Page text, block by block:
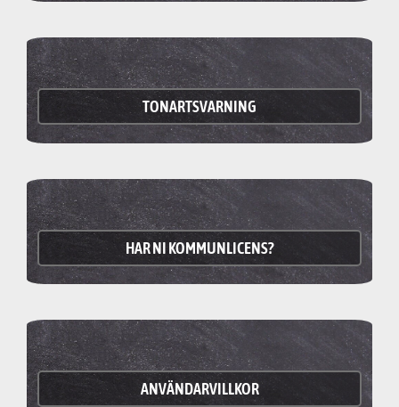
TONARTSVARNING
HAR NI KOMMUNLICENS?
ANVÄNDARVILLKOR